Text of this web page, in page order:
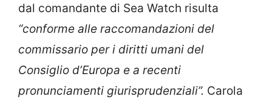
dal comandante di Sea Watch risulta
“conforme alle raccomandazioni del
commissario per i diritti umani del
Consiglio d’Europa e a recenti
pronunciamenti giurisprudenziali”. Carola